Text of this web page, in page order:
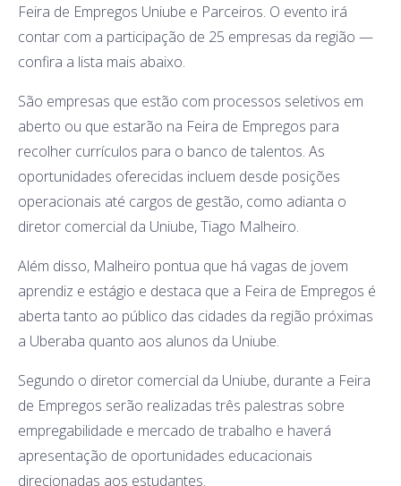
Feira de Empregos Uniube e Parceiros. O evento irá
contar com a participação de 25 empresas da região —
confira a lista mais abaixo.
São empresas que estão com processos seletivos em
aberto ou que estarão na Feira de Empregos para
recolher currículos para o banco de talentos. As
oportunidades oferecidas incluem desde posições
operacionais até cargos de gestão, como adianta o
diretor comercial da Uniube, Tiago Malheiro.
Além disso, Malheiro pontua que há vagas de jovem
aprendiz e estágio e destaca que a Feira de Empregos é
aberta tanto ao público das cidades da região próximas
a Uberaba quanto aos alunos da Uniube.
Segundo o diretor comercial da Uniube, durante a Feira
de Empregos serão realizadas três palestras sobre
empregabilidade e mercado de trabalho e haverá
apresentação de oportunidades educacionais
direcionadas aos estudantes.